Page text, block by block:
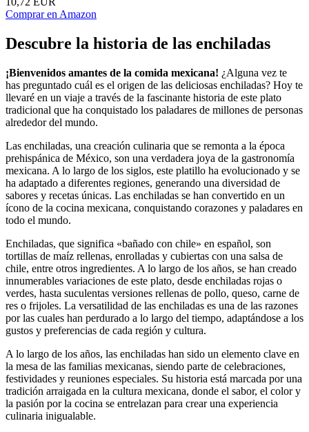
Comprar en Amazon
Descubre la historia de las enchiladas
¡Bienvenidos amantes de la comida mexicana! ¿Alguna vez te
has preguntado cuál es el origen de las deliciosas enchiladas? Hoy te
llevaré en un viaje a través de la fascinante historia de este plato
tradicional que ha conquistado los paladares de millones de personas
alrededor del mundo.
Las enchiladas, una creación culinaria que se remonta a la época
prehispánica de México, son una verdadera joya de la gastronomía
mexicana. A lo largo de los siglos, este platillo ha evolucionado y se
ha adaptado a diferentes regiones, generando una diversidad de
sabores y recetas únicas. Las enchiladas se han convertido en un
ícono de la cocina mexicana, conquistando corazones y paladares en
todo el mundo.
Enchiladas, que significa «bañado con chile» en español, son
tortillas de maíz rellenas, enrolladas y cubiertas con una salsa de
chile, entre otros ingredientes. A lo largo de los años, se han creado
innumerables variaciones de este plato, desde enchiladas rojas o
verdes, hasta suculentas versiones rellenas de pollo, queso, carne de
res o frijoles. La versatilidad de las enchiladas es una de las razones
por las cuales han perdurado a lo largo del tiempo, adaptándose a los
gustos y preferencias de cada región y cultura.
A lo largo de los años, las enchiladas han sido un elemento clave en
la mesa de las familias mexicanas, siendo parte de celebraciones,
festividades y reuniones especiales. Su historia está marcada por una
tradición arraigada en la cultura mexicana, donde el sabor, el color y
la pasión por la cocina se entrelazan para crear una experiencia
culinaria inigualable.